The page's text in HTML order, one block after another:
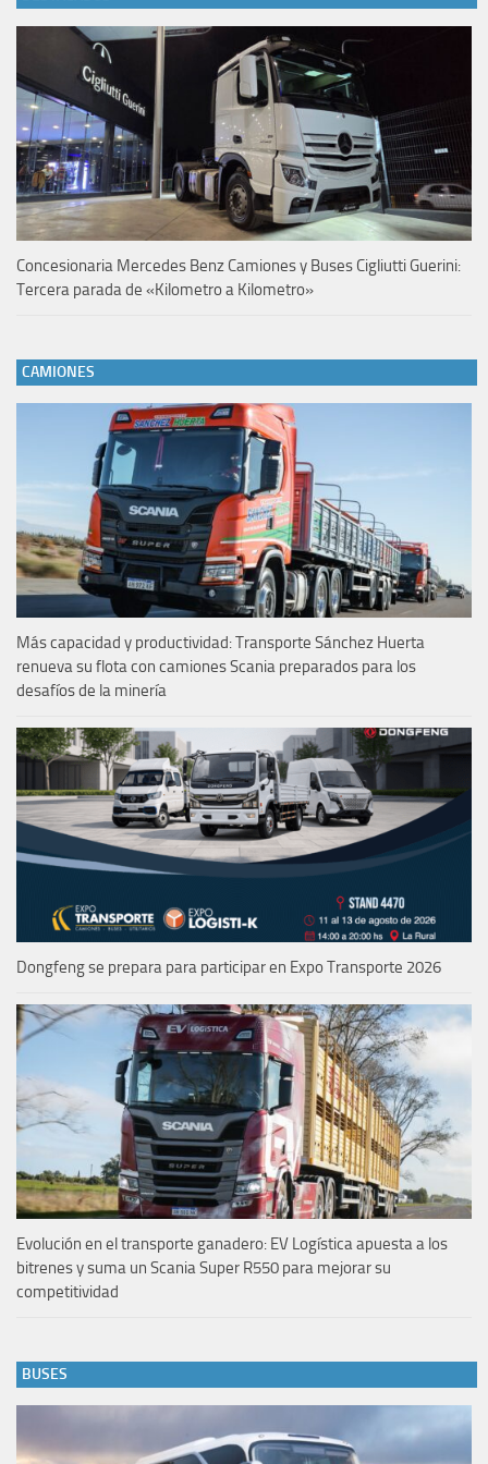
Concesionaria Mercedes Benz Camiones y Buses Cigliutti Guerini:
Tercera parada de «Kilometro a Kilometro»
CAMIONES
Más capacidad y productividad: Transporte Sánchez Huerta
renueva su flota con camiones Scania preparados para los
desafíos de la minería
Dongfeng se prepara para participar en Expo Transporte 2026
Evolución en el transporte ganadero: EV Logística apuesta a los
bitrenes y suma un Scania Super R550 para mejorar su
competitividad
BUSES